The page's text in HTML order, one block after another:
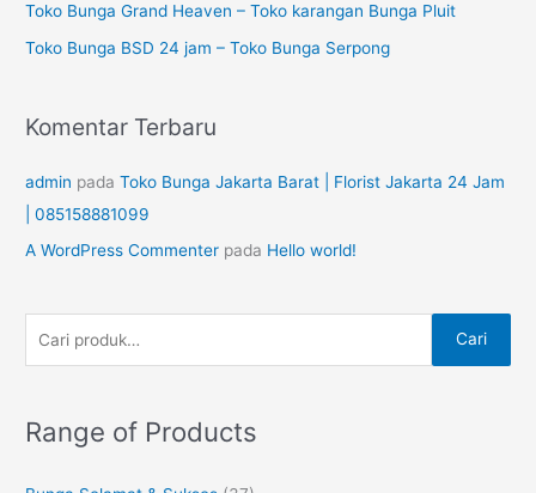
k
:
Toko Bunga Grand Heaven – Toko karangan Bunga Pluit
Toko Bunga BSD 24 jam – Toko Bunga Serpong
Komentar Terbaru
admin padaToko Bunga Jakarta Barat | Florist Jakarta 24 Jam
| 085158881099
A WordPress Commenter pada Hello world!
u
:
Cari
Range of Products